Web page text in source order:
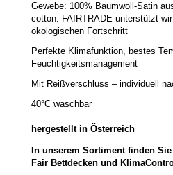
Gewebe: 100% Baumwoll-Satin
cotton. FAIRTRADE unterstützt
ökologischen Fortschritt
Perfekte Klimafunktion, bestes
Feuchtigkeitsmanagement
Mit Reißverschluss – individuell
40°C waschbar
hergestellt in Österreich
In unserem Sortiment finden
Fair Bettdecken und